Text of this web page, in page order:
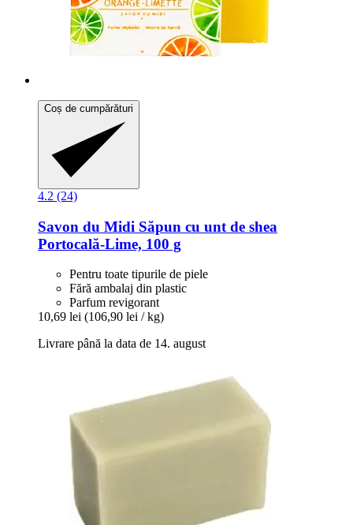
Coș de cumpărături
4.2 (24)
Savon du Midi Săpun cu unt de shea
Portocală-​Lime, 100 g
Pentru toate tipurile de piele
Fără ambalaj din plastic
Parfum revigorant
10,69 lei (106,90 lei / kg)
Livrare până la data de 14. august